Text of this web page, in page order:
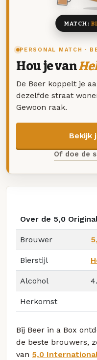
PERSONAL MATCH ·
Hou je van
De Beer koppelt je
dezelfde straat
Gewoon raak.
Bekijk
Of doe de
MATCH:
Over de 5,0
Brouwer
Bierstijl
Alcohol
Herkomst
Bij Beer in a Box
de beste brouwers,
van 5,0